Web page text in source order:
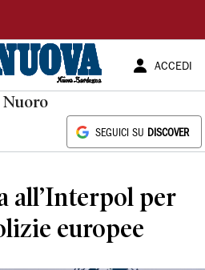
ACCEDI
Nuoro
SEGUICI SU DISCOVER
all’Interpol per
europee